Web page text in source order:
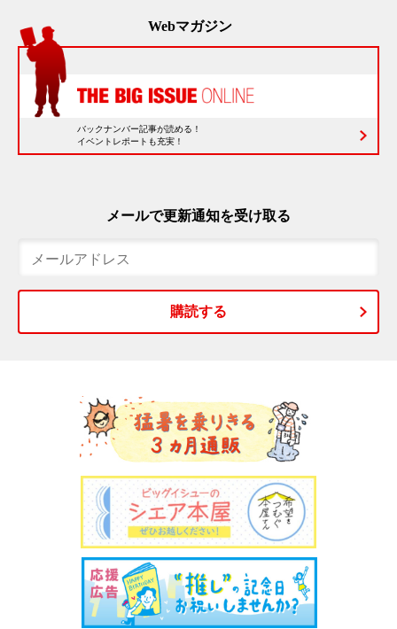
Webマガジン
バックナンバー記事が読める！
イベントレポートも充実！
メールで更新通知を受け取る